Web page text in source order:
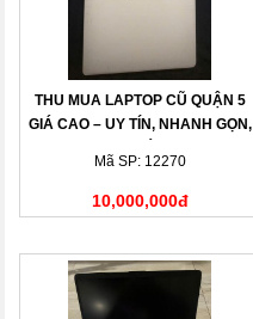
THU MUA LAPTOP CŨ QUẬN 5
GIÁ CAO – UY TÍN, NHANH GỌN,
Mã SP: 12270
10,000,000đ